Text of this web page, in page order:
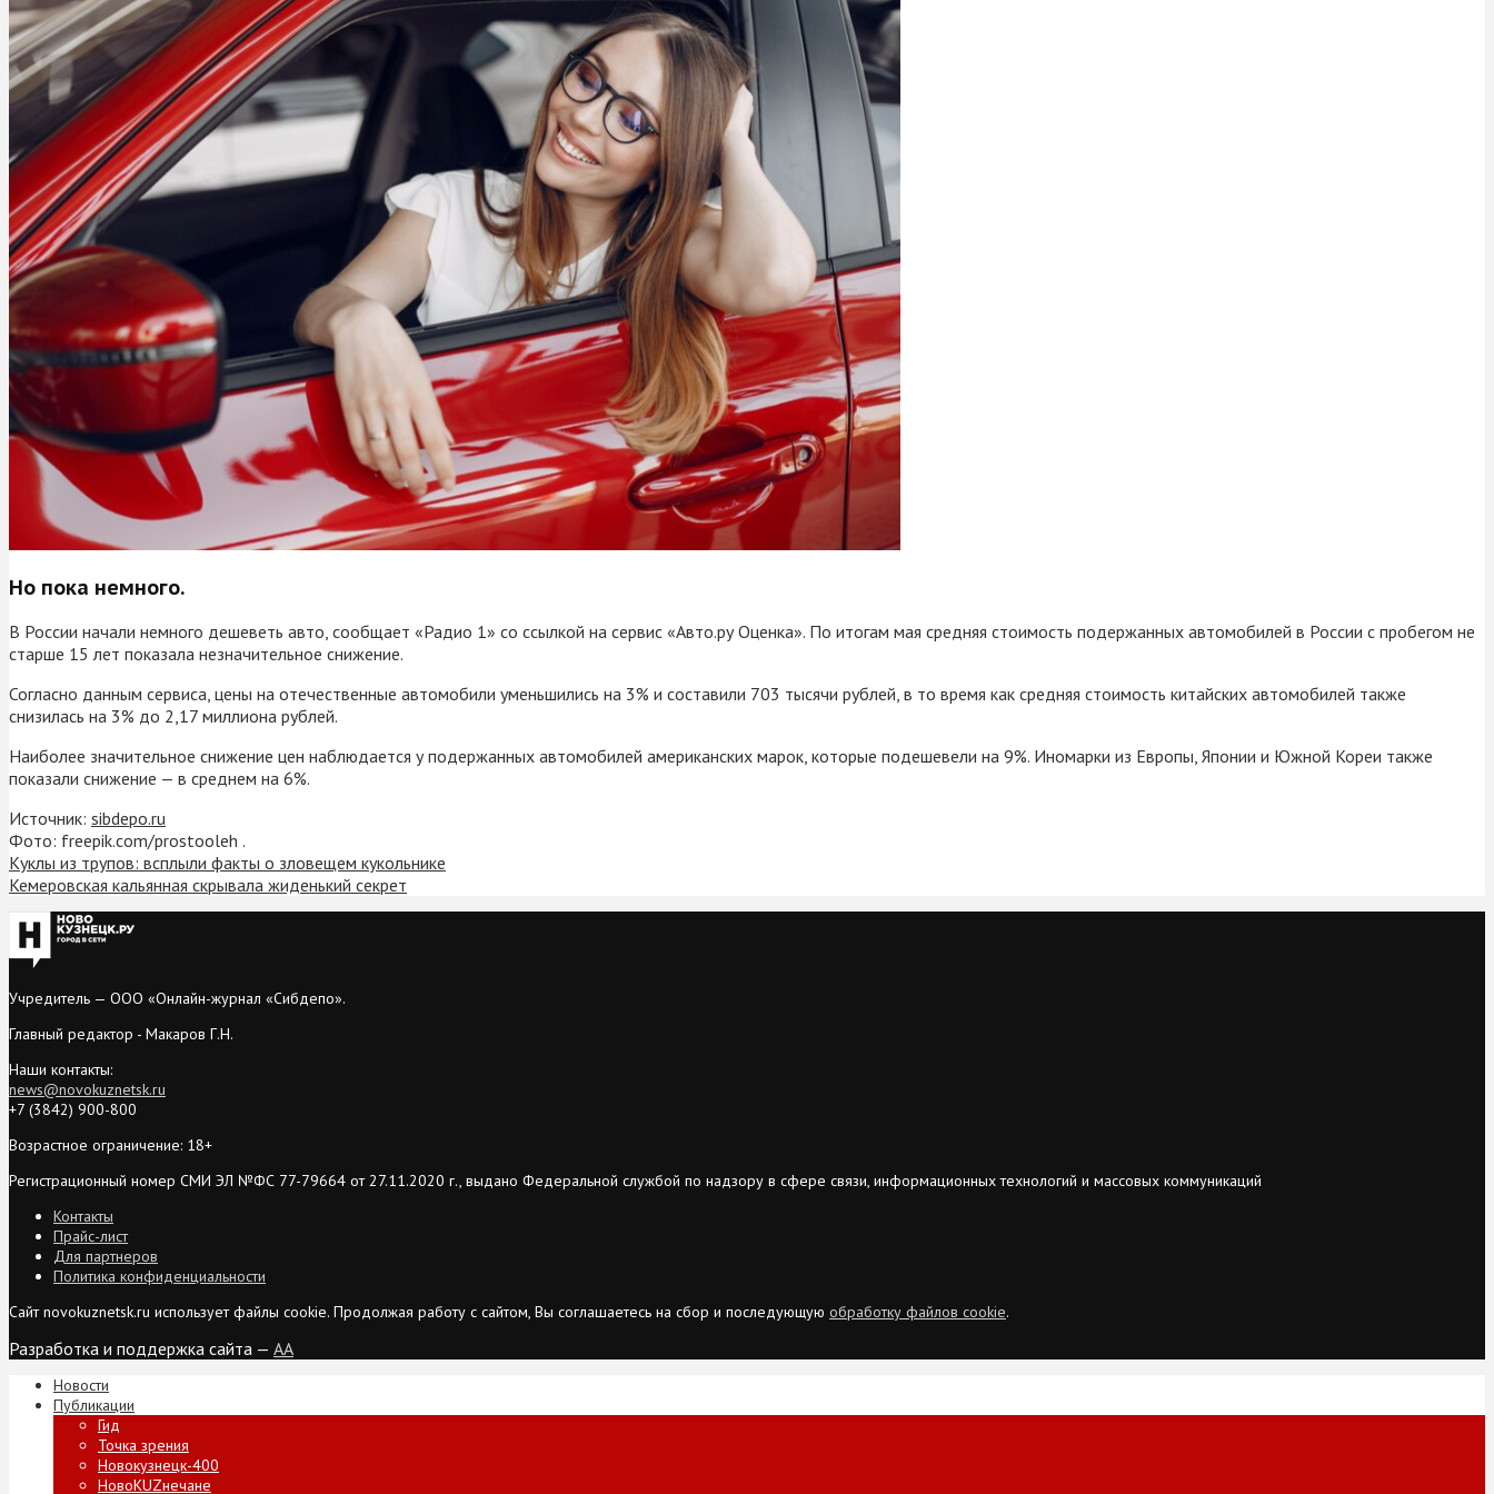
Но пока немного.
В России начали немного дешеветь авто, сообщает «Радио 1» со ссылкой на сервис «Авто.ру Оценка». По итогам мая средняя стоимость подержанных автомобилей в России с пробегом не
старше 15 лет показала незначительное снижение.
Согласно данным сервиса, цены на отечественные автомобили уменьшились на 3% и составили 703 тысячи рублей, в то время как средняя стоимость китайских автомобилей также
снизилась на 3% до 2,17 миллиона рублей.
Наиболее значительное снижение цен наблюдается у подержанных автомобилей американских марок, которые подешевели на 9%. Иномарки из Европы, Японии и Южной Кореи также
показали снижение — в среднем на 6%.
Источник: sibdepo.ru
Фото: freepik.com/prostooleh .
Куклы из трупов: всплыли факты о зловещем кукольнике
Кемеровская кальянная скрывала жиденький секрет
Учредитель — ООО «Онлайн-журнал «Сибдепо».
Главный редактор - Макаров Г.Н.
Наши контакты:
news@novokuznetsk.ru
+7 (3842) 900-800
Возрастное ограничение: 18+
Регистрационный номер СМИ ЭЛ №ФС 77-79664 от 27.11.2020 г., выдано Федеральной службой по надзору в сфере связи, информационных технологий и массовых коммуникаций
Контакты
Прайс-лист
Для партнеров
Политика конфиденциальности
Сайт novokuznetsk.ru использует файлы cookie. Продолжая работу с сайтом, Вы соглашаетесь на сбор и последующую обработку файлов cookie.
Разработка и поддержка сайта — AA
Новости
Публикации
Гид
Точка зрения
Новокузнецк-400
НовоKUZнечане